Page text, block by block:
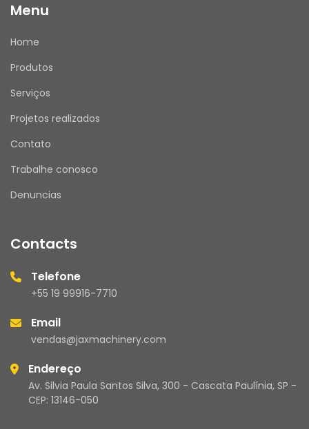
Menu
Home
Produtos
Serviços
Projetos realizados
Contato
Trabalhe conosco
Denuncias
Contacts
Telefone
+55 19 99916-7710
Email
vendas@jaxmachinery.com
Endereço
Av. Silvia Paula Santos Silva, 300 - Cascata Paulínia, SP -
CEP: 13146-050